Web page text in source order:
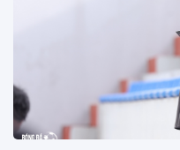
khát vọng", đồng thời
CLB Sông Lam
mới